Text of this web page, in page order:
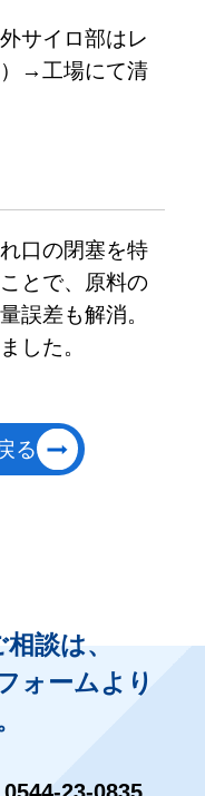
サイロ部はレ
）→工場にて清
口の閉塞を特
とで、原料の
誤差も解消。
した。
る
談は、
ォームより